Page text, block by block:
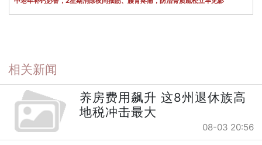
相关新闻
养房费用飙升 这8州退休族高
地税冲击最大
08-03 20:56